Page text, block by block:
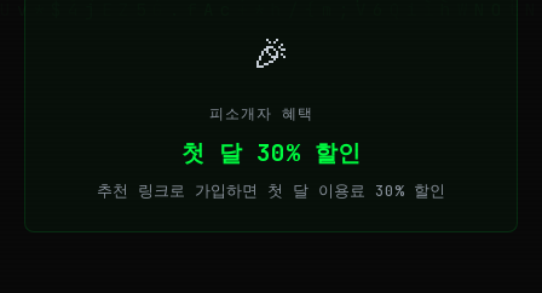
🎉
피소개자 혜택
첫 달 30% 할인
추천 링크로 가입하면 첫 달 이용료 30% 할인